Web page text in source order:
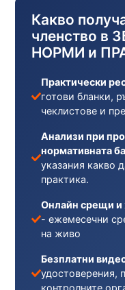
Какво
членство в
НОРМИ и
Практически
готови бланки,
чеклистове и
Анализи при
нормативната
указания какво
практика.
Онлайн срещи
- ежемесечни
на живо
Безплатни
удостоверения,
контролните